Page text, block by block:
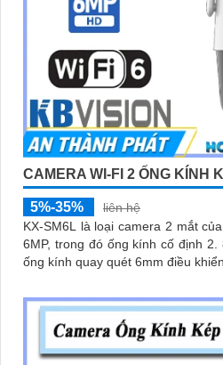
CAMERA WI-FI 2 ỐNG KÍNH
5%-35%
liên hệ
KX-SM6L là loại camera 2 mắt
6MP, trong đó ống kính cố định
ống kính quay quét 6mm điều